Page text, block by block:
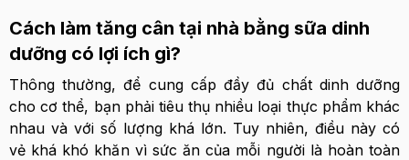
Cách làm tăng cân tại nhà bằng sữa dinh
dưỡng có lợi ích gì?
Thông thường, để cung cấp đầy đủ chất dinh dưỡng
cho cơ thể, bạn phải tiêu thụ nhiều loại thực phẩm khác
nhau và với số lượng khá lớn. Tuy nhiên, điều này có
vẻ khá khó khăn vì sức ăn của mỗi người là hoàn toàn